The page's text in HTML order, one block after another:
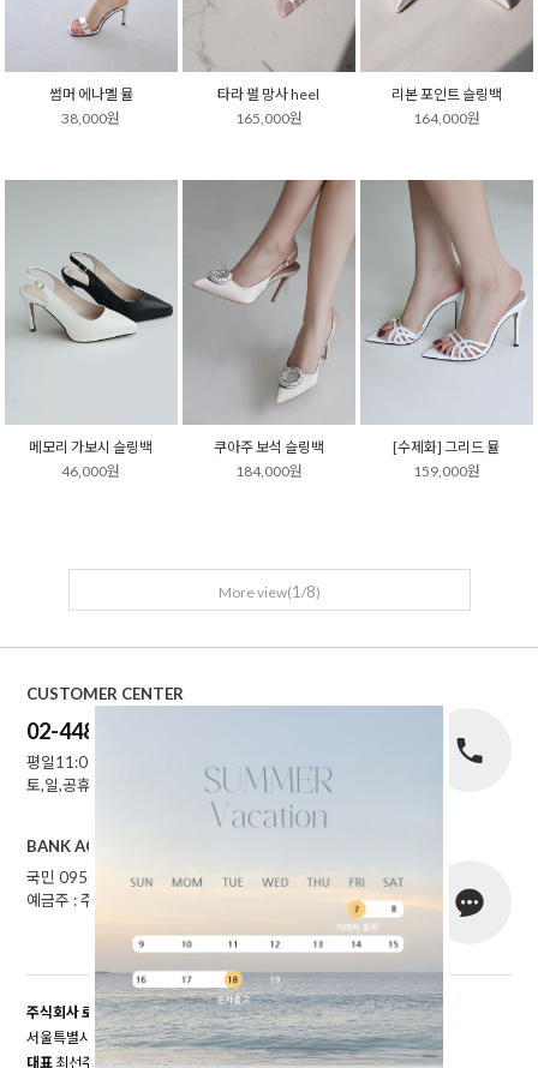
썸머 에나멜 뮬
38,000원
타라 펄 망사 heel
165,000원
리본 포인트 슬링백
164,000원
메모리 가보시 슬링백
46,000원
쿠아주 보석 슬링백
184,000원
[수제화] 그리드 뮬
159,000원
More view(1 /8)
CUSTOMER CENTER
02-448-1227
평일11:00~16:00
토,일,공휴일 휴무
BANK ACCOUNT
국민 095001-04-155141
예금주 : 주식회사로에르
주식회사 로에르
서울특별시 성동구 자동차시장3길 39, 남궁빌딩 201호
대표 최선주개인정보 보호책임자최선주